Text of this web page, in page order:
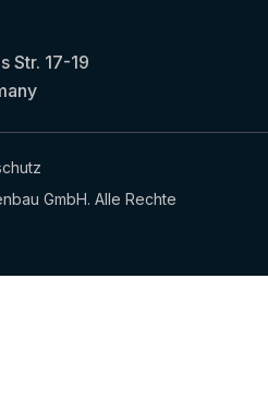
Str. 17-19
GmbH. Alle Rechte